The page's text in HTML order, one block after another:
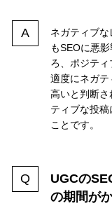
ネガティブ
もSEOに悪
ろ、ポジティ
適度にネガ
高いと判断
ティブな投
ことです。
UGCの
の期間が